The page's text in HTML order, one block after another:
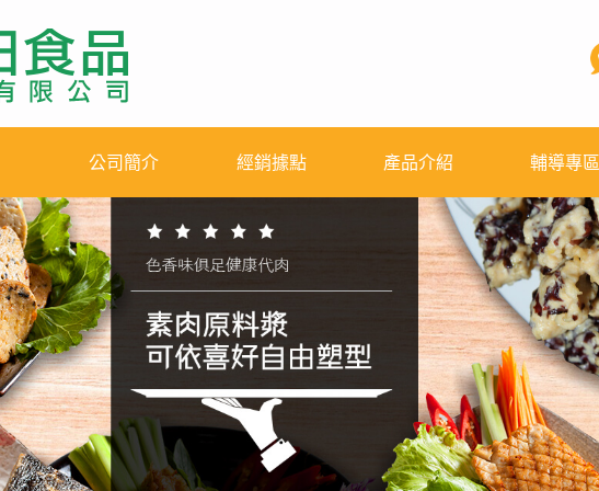
公司簡介 經銷據點 產品介紹 輔導專區